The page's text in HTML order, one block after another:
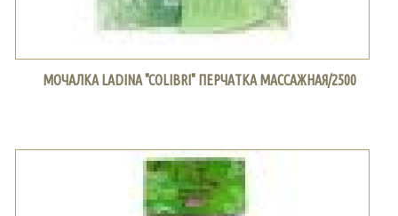
МОЧАЛКА LADINA "COLIBRI" ПЕРЧАТКА МАССАЖНАЯ/2500